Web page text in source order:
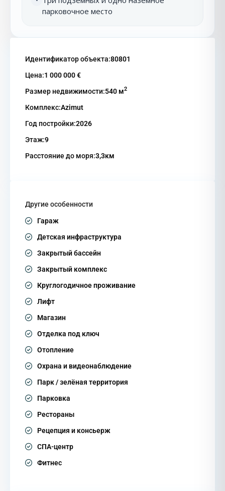
парковочное место
Идентификатор объекта:80801
Цена:1 000 000 €
Размер недвижимости:540 м2
Комплекс:Azimut
Год постройки:2026
Этаж:9
Расстояние до моря:3,3км
Другие особенности
Гараж
Детская инфраструктура
Закрытый бассейн
Закрытый комплекс
Круглогодичное проживание
Лифт
Магазин
Отделка под ключ
Отопление
Охрана и видеонаблюдение
Парк / зелёная территория
Парковка
Рестораны
Рецепция и консьерж
СПА-центр
Фитнес